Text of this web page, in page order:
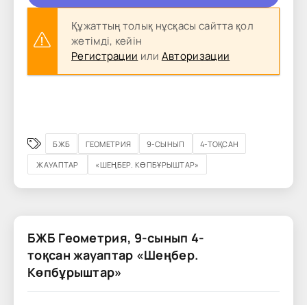
Құжаттың толық нұсқасы сайтта қол
жетімді, кейін
Регистрации или Авторизации
БЖБ ГЕОМЕТРИЯ 9-СЫНЫП
4-ТОҚСАН
ЖАУАПТАР
«ШЕҢБЕР. КӨПБҰРЫШТАР»
БЖБ Геометрия, 9-сынып 4-
тоқсан жауаптар «Шеңбер.
Көпбұрыштар»